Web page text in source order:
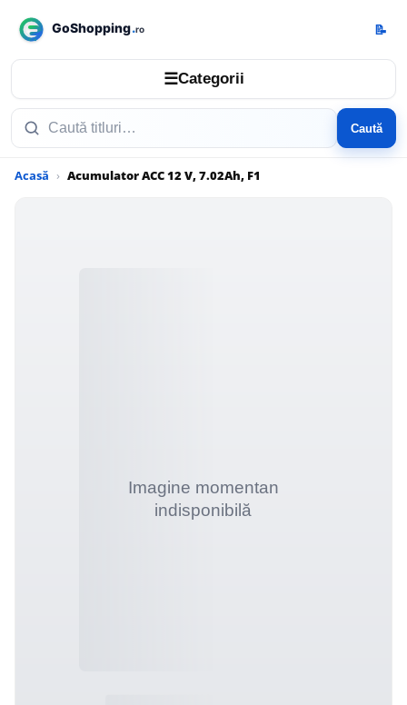
☰Categorii
Caută
📝
Acasă Acumulator ACC 12 V, 7.02Ah, F1